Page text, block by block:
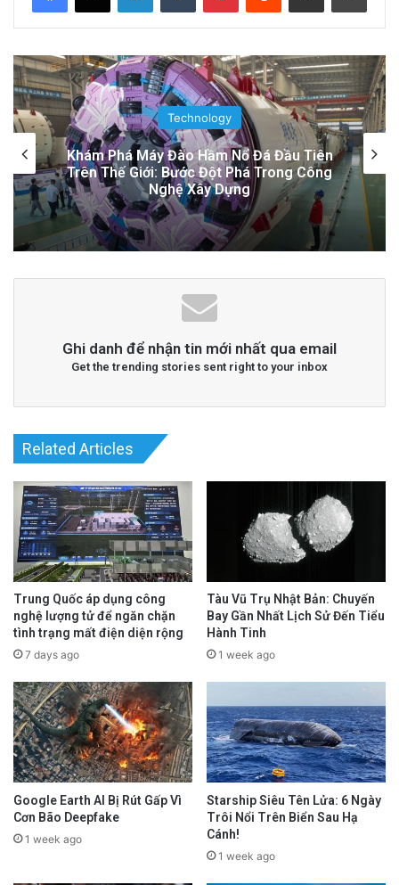
Đọc thêmRead More
advertisement
Technology
Thuyền Kéo Tên Lửa Starship Được Hé Lộ
Qua Ảnh Vệ Tinh!
Ghi danh để nhận tin mới nhất qua email
Get the trending stories sent right to your inbox
Related Articles
Trung Quốc áp dụng công
nghệ lượng tử để ngăn chặn
tình trạng mất điện diện rộng
7 days ago
Tàu Vũ Trụ Nhật Bản: Chuyến
Bay Gần Nhất Lịch Sử Đến Tiểu
Hành Tinh
1 week ago
Google Earth AI Bị Rút Gấp Vì
Cơn Bão Deepfake
1 week ago
Starship Siêu Tên Lửa: 6 Ngày
Trôi Nổi Trên Biển Sau Hạ
Cánh!
1 week ago